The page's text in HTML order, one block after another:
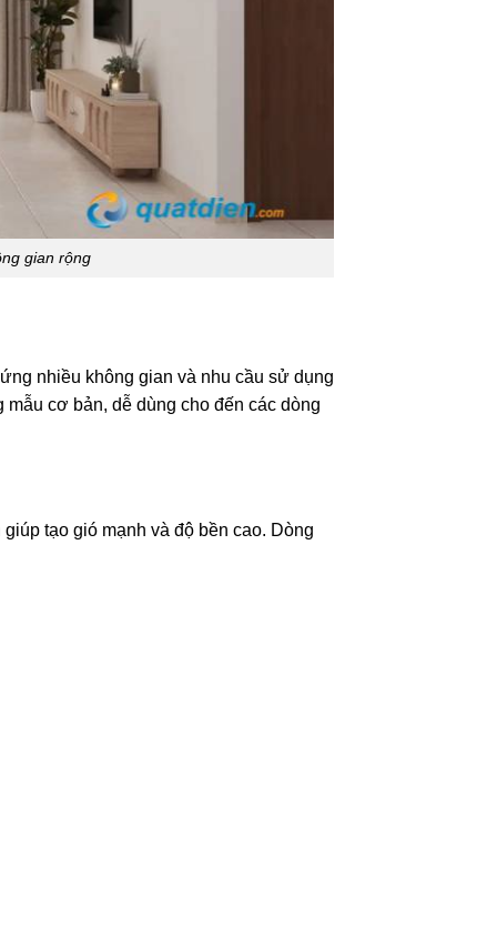
gian rộng
nhiều không gian và nhu cầu sử dụng
cơ bản, dễ dùng cho đến các dòng
tạo gió mạnh và độ bền cao. Dòng